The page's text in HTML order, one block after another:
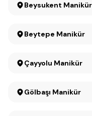
Beysukent Manikür
Beytepe Manikür
Çayyolu Manikür
Gölbaşı Manikür